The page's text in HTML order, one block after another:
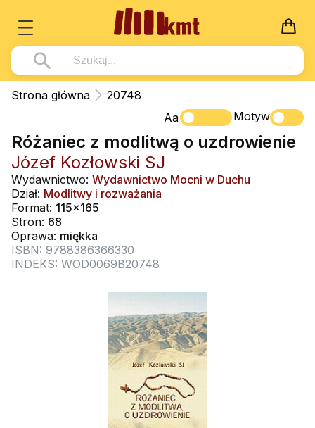
Książki
Wszystko z kategorii - Książki
Pismo Święte
Kościół Katolicki
Duszpasterstwo
Teologia
Życie chrześcijańskie
Duchowość
Książki obcojęzyczne
Poradniki, leksykony...
Wszystko z kategorii - Multimedia
DVD
CD-ROM
Muzyka
Rekolekcje i inne na CD
Śpiew i modlitwa
Muzyka klasyczna
Dla Dzieci
Wszystko z kategorii - Dla Dzieci
Literatura (D)
Płyty, DVD (D)
Podręczniki i pomoce dydaktyczne
Podręczniki
Wszystko z kategorii - Podręczniki
Podręczniki i pomoce dydaktyczne
Zabawa i Nauka
Nowości
Zaloguj się
Strona główna
20748
Aa
Motyw
Różaniec z modlitwą o uzdrowienie
Józef Kozłowski SJ
Wydawnictwo: Wydawnictwo Mocni w Duchu
Dział: Modlitwy i rozważania
Format: 115x165
Stron: 68
Oprawa: miękka
ISBN: 9788386366330
INDEKS: WOD0069B20748